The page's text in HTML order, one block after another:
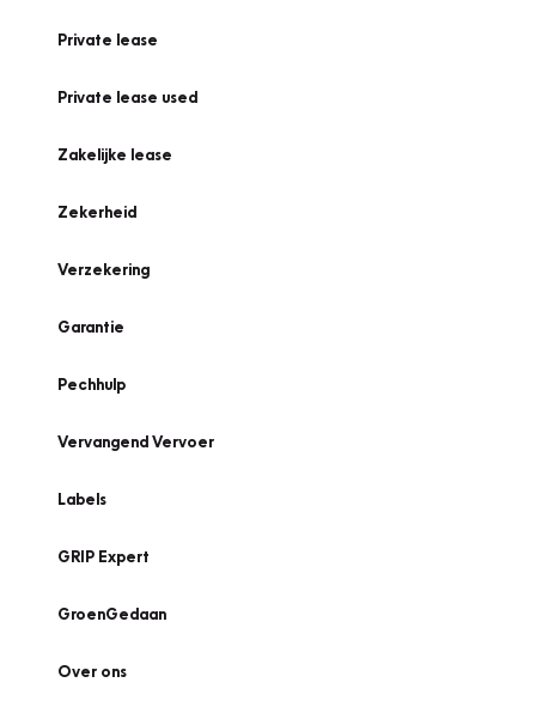
Private lease
Private lease used
Zakelijke lease
Zekerheid
Verzekering
Garantie
Pechhulp
Vervangend Vervoer
Labels
GRIP Expert
GroenGedaan
Over ons